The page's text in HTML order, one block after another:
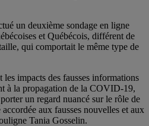
un deuxième sondage en ligne
et Québécois, différent de
qui comportait le même type de
les impacts des fausses informations
à la propagation de la COVID-19,
un regard nuancé sur le rôle de
aux fausses nouvelles et aux
Tania Gosselin.